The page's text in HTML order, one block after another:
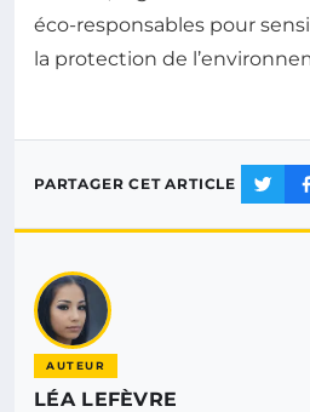
éco-responsables pour
la protection de
PARTAGER CET ARTICLE
AUTEUR
LÉA LEFÈVRE